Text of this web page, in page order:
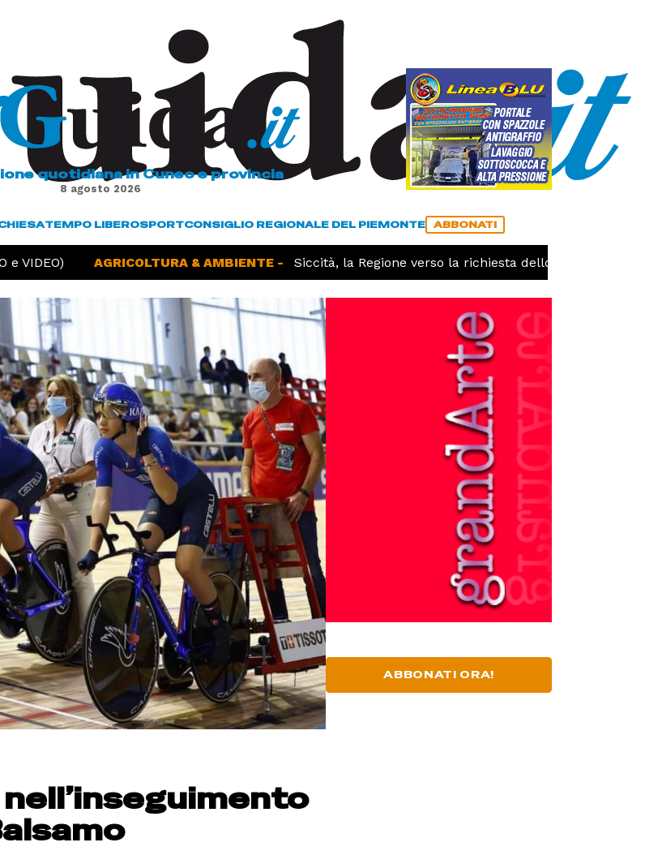
quotidiana in Cuneo e provincia
8 agosto 2026
TEMPO LIBEROSPORTCONSIGLIO REGIONALE DEL PIEMONTE ABBONATI
AGRICOLTURA & AMBIENTE - Siccità, la Regione verso la richiesta dello stato di
ABBONATI ORA!